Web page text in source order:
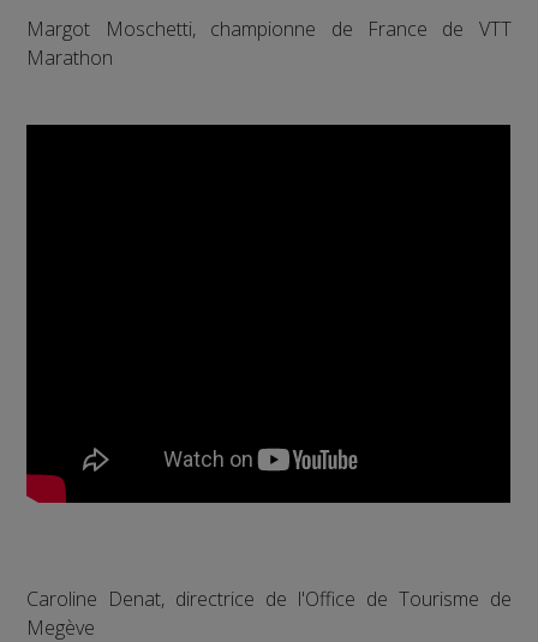
Margot Moschetti, championne de France de VTT
Marathon
Caroline Denat, directrice de l'Office de Tourisme de
Megève